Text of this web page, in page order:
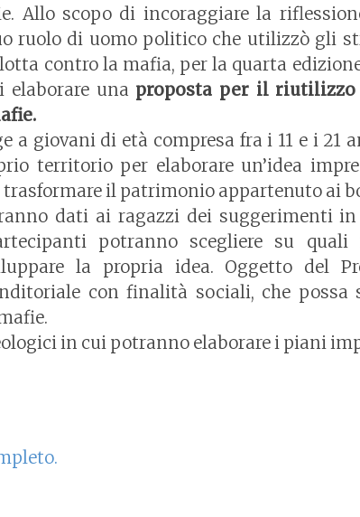
Allo scopo di incoraggiare la
ruolo di uomo politico che utilizzò gli
contro la mafia, per la quarta
una proposta per il riutilizzo
a giovani di età compresa fra i 11 e i 21
territorio per elaborare un’idea
trasformare il patrimonio appartenuto ai
dati ai ragazzi dei suggerimenti
potranno scegliere su quali
la propria idea. Oggetto del
con finalità sociali, che
in cui potranno elaborare i piani